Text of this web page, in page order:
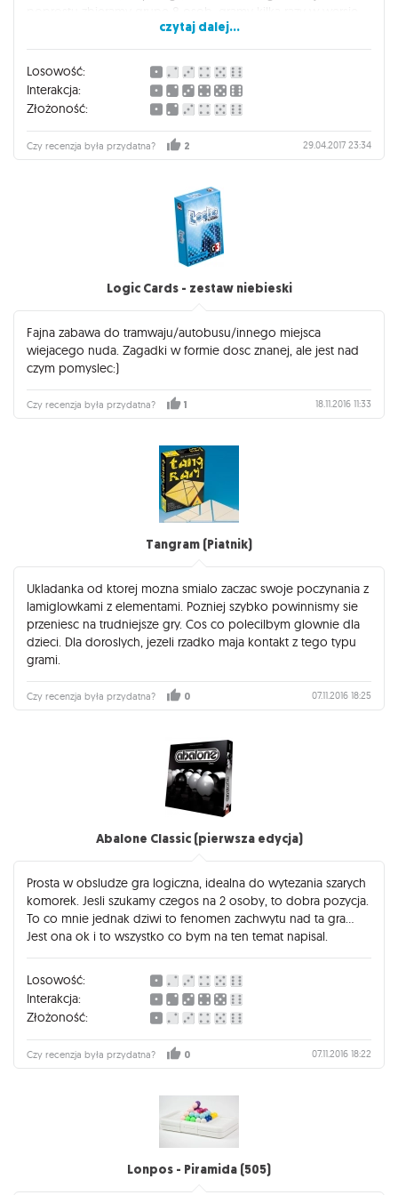
turowa, a nastepnie ruszamy z opcja "real time" i mamy mase
dobrej zabawy (jesli tylko nasi wspolgracze przestrzegaja
regul, bo nad tym nie ma kontroli)
Jakies minusy? Gra dosc "glosna", szczegolnie w 2 wariancie,
nieturowym. Oryginal dosyc drogi...
Cala reszta na plus. Polecam
czytaj dalej...
Losowość:
Interakcja:
Złożoność:
Czy recenzja była przydatna? 2 29.04.2017 23:34
Logic Cards - zestaw niebieski
Fajna zabawa do tramwaju/autobusu/innego miejsca
wiejacego nuda. Zagadki w formie dosc znanej, ale jest nad
czym pomyslec:)
Czy recenzja była przydatna? 1 18.11.2016 11:33
Tangram (Piatnik)
Ukladanka od ktorej mozna smialo zaczac swoje poczynania z
lamiglowkami z elementami. Pozniej szybko powinnismy sie
przeniesc na trudniejsze gry. Cos co polecilbym glownie dla
dzieci. Dla doroslych, jezeli rzadko maja kontakt z tego typu
grami.
Czy recenzja była przydatna? 0 07.11.2016 18:25
Abalone Classic (pierwsza edycja)
Prosta w obsludze gra logiczna, idealna do wytezania szarych
komorek. Jesli szukamy czegos na 2 osoby, to dobra pozycja.
To co mnie jednak dziwi to fenomen zachwytu nad ta gra...
Jest ona ok i to wszystko co bym na ten temat napisal.
Losowość:
Interakcja:
Złożoność:
Czy recenzja była przydatna? 0 07.11.2016 18:22
Lonpos - Piramida (505)